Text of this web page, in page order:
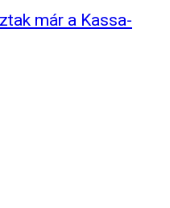
már a Kassa-